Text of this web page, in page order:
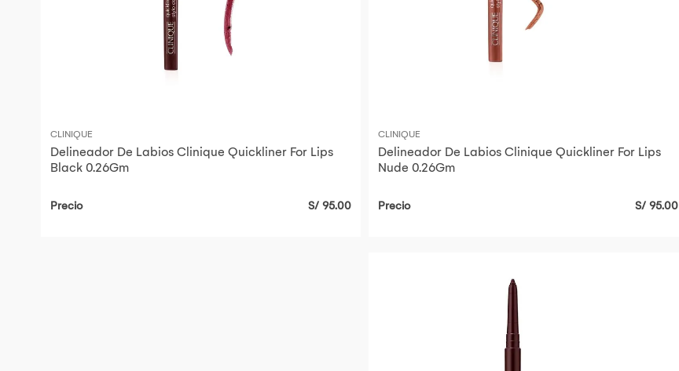
CLINIQUE
Delineador De Labios Clinique Quickliner For Lips
Black 0.26Gm
Precio S/ 95.00
CLINIQUE
Delineador De Labios Clinique Quickliner For Lips
Nude 0.26Gm
Precio S/ 95.00